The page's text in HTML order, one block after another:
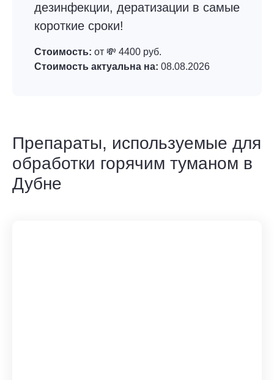
дезинфекции, дератизации в самые
короткие сроки!
Стоимость: от 💸 4400 руб.
Стоимость актуальна на: 08.08.2026
Препараты, используемые для
обработки горячим туманом в
Дубне